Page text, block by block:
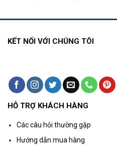
1.250.000₫.
KẾT NỐI VỚI CHÚNG TÔI
HỖ TRỢ KHÁCH HÀNG
Các câu hỏi thường gặp
Hướng dẫn mua hàng